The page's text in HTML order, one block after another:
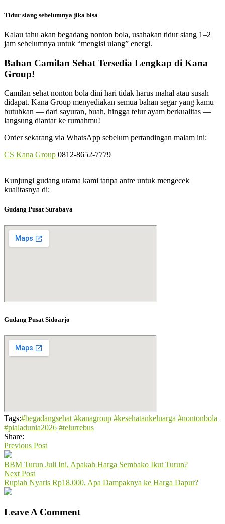
Tidur siang sebelumnya jika bisa
Kalau tahu akan begadang nonton bola, usahakan tidur siang 1–2
jam sebelumnya untuk “mengisi ulang” energi.
Bahan Camilan Sehat Tersedia Lengkap di Kana
Group!
Camilan sehat nonton bola dini hari tidak harus mahal atau susah
didapat. Kana Group menyediakan semua bahan segar yang kamu
butuhkan — dari sayuran, buah, hingga telur ayam berkualitas —
langsung diantar ke rumahmu!
Order sekarang via WhatsApp sebelum pertandingan malam ini:
CS Kana Group 0812-8652-7779
Kunjungi gudang utama kami tanpa antre untuk mengecek
kualitasnya di:
Gudang Pusat Surabaya
Gudang Pusat Sidoarjo
Tags:#begadangsehat #kanagroup #kesehatankeluarga #nontonbola
#pialadunia2026 #telurrebus
Share:
Previous Post
BBM Turun Juli Ini, Apakah Harga Sembako Ikut Turun?
Next Post
Rupiah Nyaris Rp18.000, Apa Dampaknya ke Harga Dapur?
Leave A Comment